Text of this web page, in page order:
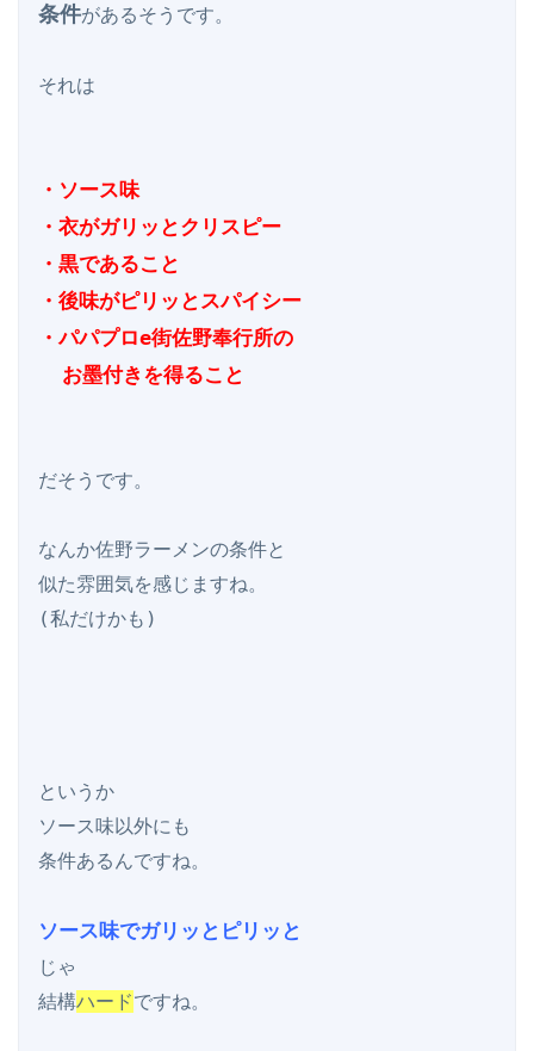
条件があるそうです。
それは
・ソース味
・衣がガリッとクリスピー
・黒であること
・後味がピリッとスパイシー
・パパプロe街佐野奉行所の
  お墨付きを得ること
だそうです。
なんか佐野ラーメンの条件と
似た雰囲気を感じますね。
(私だけかも)
というか
ソース味以外にも
条件あるんですね。
ソース味でガリッとピリッと
じゃ
結構ハードですね。